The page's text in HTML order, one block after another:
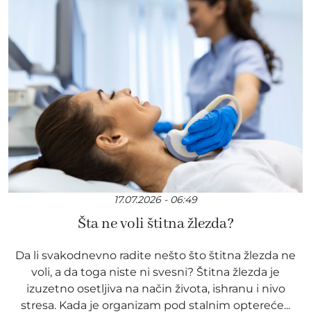
17.07.2026 - 06:49
Šta ne voli štitna žlezda?
Da li svakodnevno radite nešto što štitna žlezda ne
voli, a da toga niste ni svesni? Štitna žlezda je
izuzetno osetljiva na način života, ishranu i nivo
stresa. Kada je organizam pod stalnim optereće...